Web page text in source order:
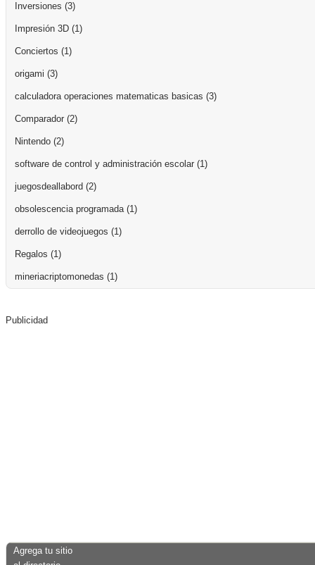
Inversiones (3)
Impresión 3D (1)
Conciertos (1)
origami (3)
calculadora operaciones matematicas basicas (3)
Comparador (2)
Nintendo (2)
software de control y administración escolar (1)
juegosdeallabord (2)
obsolescencia programada(1)
derrollo de videojuegos (1)
Regalos (1)
mineriacriptomonedas (1)
Publicidad
Agrega tu sitio